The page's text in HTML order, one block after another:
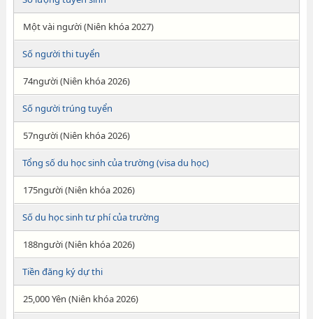
Một vài người (Niên khóa 2027)
Số người thi tuyển
74người (Niên khóa 2026)
Số người trúng tuyển
57người (Niên khóa 2026)
Tổng số du học sinh của trường (visa du học)
175người (Niên khóa 2026)
Số du học sinh tư phí của trường
188người (Niên khóa 2026)
Tiền đăng ký dự thi
25,000 Yên (Niên khóa 2026)